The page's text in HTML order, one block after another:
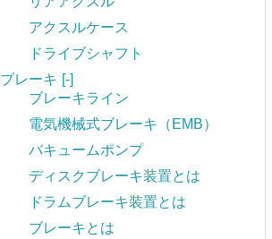
アクスルケース
ドライブシャフト
ブレーキ [-]
ブレーキライン
電気機械式ブレーキ（EMB）
バキュームポンプ
ディスクブレーキ装置とは
ドラムブレーキ装置とは
ブレーキとは